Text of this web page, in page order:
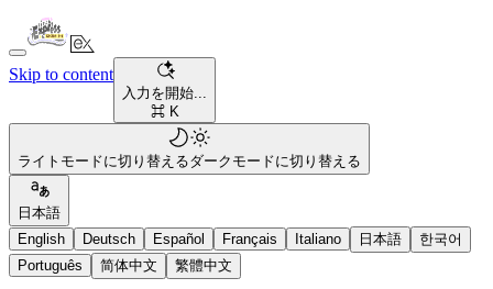
Skip to content
入力を開始...
⌘ K
ライトモードに切り替えるダークモードに切り替える
日本語
English
Deutsch Español Français Italiano 日本語
한국어
Português
简体中文 繁體中文